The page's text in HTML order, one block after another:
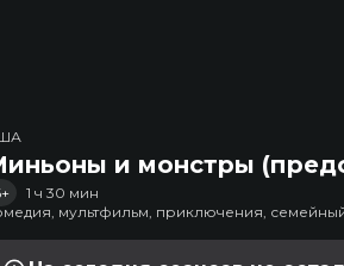
и монстры
1 ч 30 мин
мультфильм, приключения,